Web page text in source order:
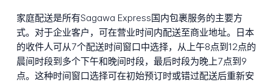
家庭配送是所有Sagawa Express国内包裹服务的主要方
式。对于企业客户，可在营业时间内配送至商业地址。日本
的收件人可从7个配送时间窗口中选择，从上午8点到12点的
晨间时段到多个下午和晚间时段，最后时段为晚上7点到9
点。这种时间窗口选择可在初始预订时或错过配送后重新安